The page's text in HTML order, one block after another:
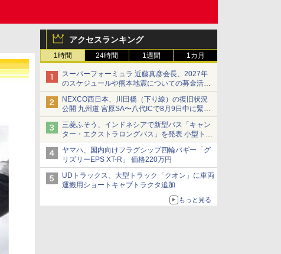
アクセスランキング
1時間 24時間 1週間 1カ月
スーパーフォーミュラ 近藤真彦会長、2027年
のスケジュールや熊本地震についての募金活動
を紹介
NEXCO西日本、川田橋（下り線）の復旧状況
公開 九州道 宮原SA〜八代ICで8月9日中に緊急
車両を通行可能に
三菱ふそう、インドネシアで新型バス「キャン
ター・エクストラロングバス」を発表 小型トラ
ックベースの観光・旅客輸送向けバス
ヤマハ、国内向けフラグシップ四輪バギー「グ
リズリーEPS XT-R」 価格220万円
UDトラックス、大型トラック「クオン」に車両
運搬用ショートキャブトラクタ追加
もっと見る